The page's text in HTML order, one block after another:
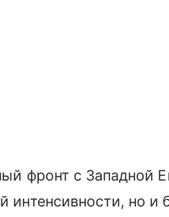
фронт с Западной
интенсивности, но